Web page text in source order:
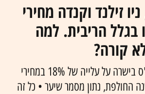
זילנד וקנדה מחירי
בגלל הריבית. למה
קורה?
בשבוע שעבר הלמ"ס בישרה על עלייה של 18% במחירי
החולפת, נתון מסמר שיער • כל זה